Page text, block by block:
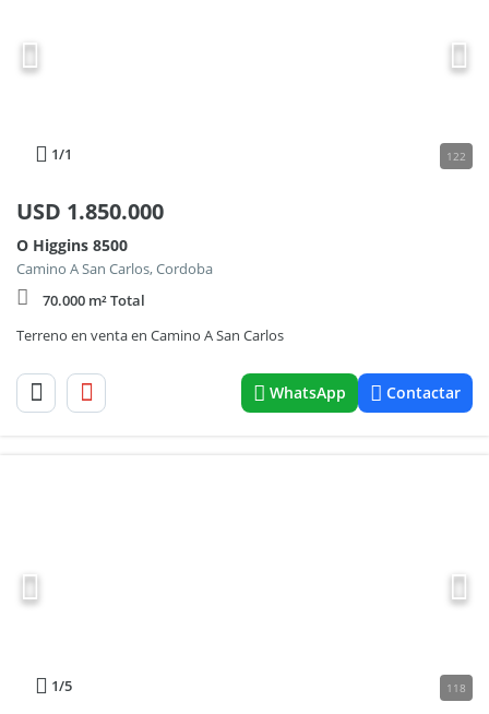
1/1 122
USD 1.850.000
O Higgins 8500
Camino A San Carlos, Cordoba
70.000 m² Total
Terreno en venta en Camino A San Carlos
WhatsApp Contactar
1/5 118